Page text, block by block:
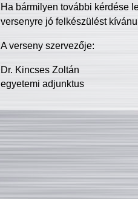
Ha bármilyen további kérdése
versenyre jó felkészülést
A verseny szervezője:
Dr. Kincses Zoltán
egyetemi adjunktus